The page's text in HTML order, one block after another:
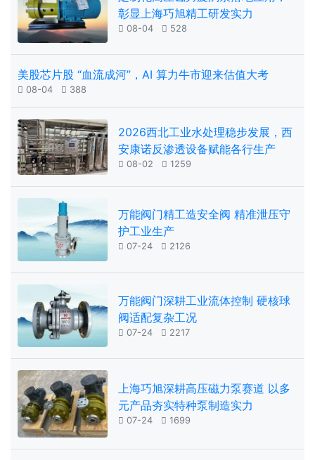
彰显上海巧旭精工研发实力
 08-04  528
美股芯片股 “血流成河”，AI 算力牛市迎来估值大考
 08-04  388
2026西北工业水处理稳步发展，西
安康诺反渗透设备赋能各行生产
 08-02  1259
万能阀门精工造安全阀 精准泄压守
护工业生产
 07-24  2126
万能阀门深耕工业流体控制 硬核球
阀适配复杂工况
 07-24  2217
上海巧旭深耕高压磁力泵赛道 以多
元产品夯实特种泵制造实力
 07-24  1699